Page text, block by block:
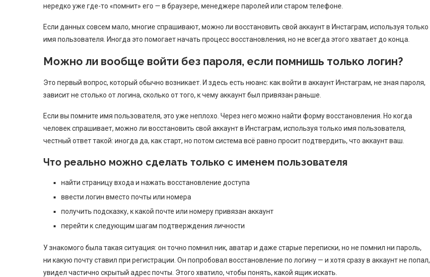
нередко уже где-то «помнит» его — в браузере, менеджере паролей или старом телефоне.
Если данных совсем мало, многие спрашивают, можно ли восстановить свой аккаунт в Инстаграм, используя только
имя пользователя. Иногда это помогает начать процесс восстановления, но не всегда этого хватает до конца.
Можно ли вообще войти без пароля, если помнишь только логин?
Это первый вопрос, который обычно возникает. И здесь есть нюанс: как войти в аккаунт Инстаграм, не зная пароля,
зависит не столько от логина, сколько от того, к чему аккаунт был привязан раньше.
Если вы помните имя пользователя, это уже неплохо. Через него можно найти форму восстановления. Но когда
человек спрашивает, можно ли восстановить свой аккаунт в Инстаграм, используя только имя пользователя,
честный ответ такой: иногда да, как старт, но потом система всё равно просит подтвердить, что аккаунт ваш.
Что реально можно сделать только с именем пользователя
найти страницу входа и нажать восстановление доступа
ввести логин вместо почты или номера
получить подсказку, к какой почте или номеру привязан аккаунт
перейти к следующим шагам подтверждения личности
У знакомого была такая ситуация: он точно помнил ник, аватар и даже старые переписки, но не помнил ни пароль,
ни какую почту ставил при регистрации. Он попробовал восстановление по логину — и хотя сразу в аккаунт не попал,
увидел частично скрытый адрес почты. Этого хватило, чтобы понять, какой ящик искать.